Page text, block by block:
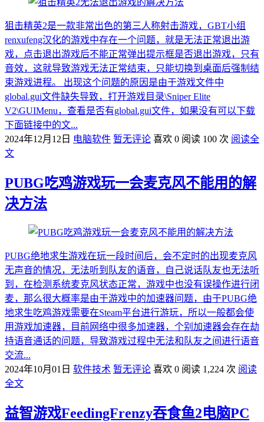
狙击精英2是一款非常出色的第三人称射击游戏，GBT小组
renxufeng汉化的游戏中存在一个问题，就是无法正常退出游
戏，点击退出游戏后不能正常弹出提示框是否退出游戏，只有
音效，这就导致游戏无法正常结束，只能切换到桌面后强制结
束游戏进程。 出现这个问题的原因是由于游戏文件中
global.gui文件缺失导致，打开游戏目录\Sniper Elite
V2\GUIMenu，查看是否有global.gui文件，如果没有可以下载
下面链接中的文...
2024年12月12日 电脑软件 暂无评论 喜欢 0 阅读 100 次 阅读全
文
PUBG吃鸡游戏玩一会麦克风不能用的解
决方法
PUBG绝地求生游戏在玩一段时间后，会不定时的出现麦克风
无声音的情况，无法听到队友的语音，自己说话队友也无法听
到，在检测系统麦克风状态正常，游戏中也没有误操作进行闭
麦，那么很大概率是由于游戏中的加速器问题，由于PUBG绝
地求生吃鸡游戏需要在Steam平台进行游玩，所以一般都会使
用游戏加速器，目前网络中很多加速器，个别加速器会存在劫
持语音通话的问题，导致游戏过程中无法和队友之间进行语音
交流...
2024年10月01日 软件技术 暂无评论 喜欢 0 阅读 1,224 次 阅读
全文
益智游戏FeedingFrenzy吞食鱼2电脑PC